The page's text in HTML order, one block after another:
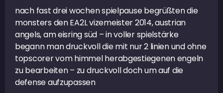
nach fast drei wochen spielpause begrüßten die
monsters den EA2L vizemeister 2014, austrian
angels, am eisring süd – in voller spielstärke
begann man druckvoll die mit nur 2 linien und ohne
topscorer vom himmel herabgestiegenen engeln
zu bearbeiten – zu druckvoll doch um auf die
defense aufzupassen